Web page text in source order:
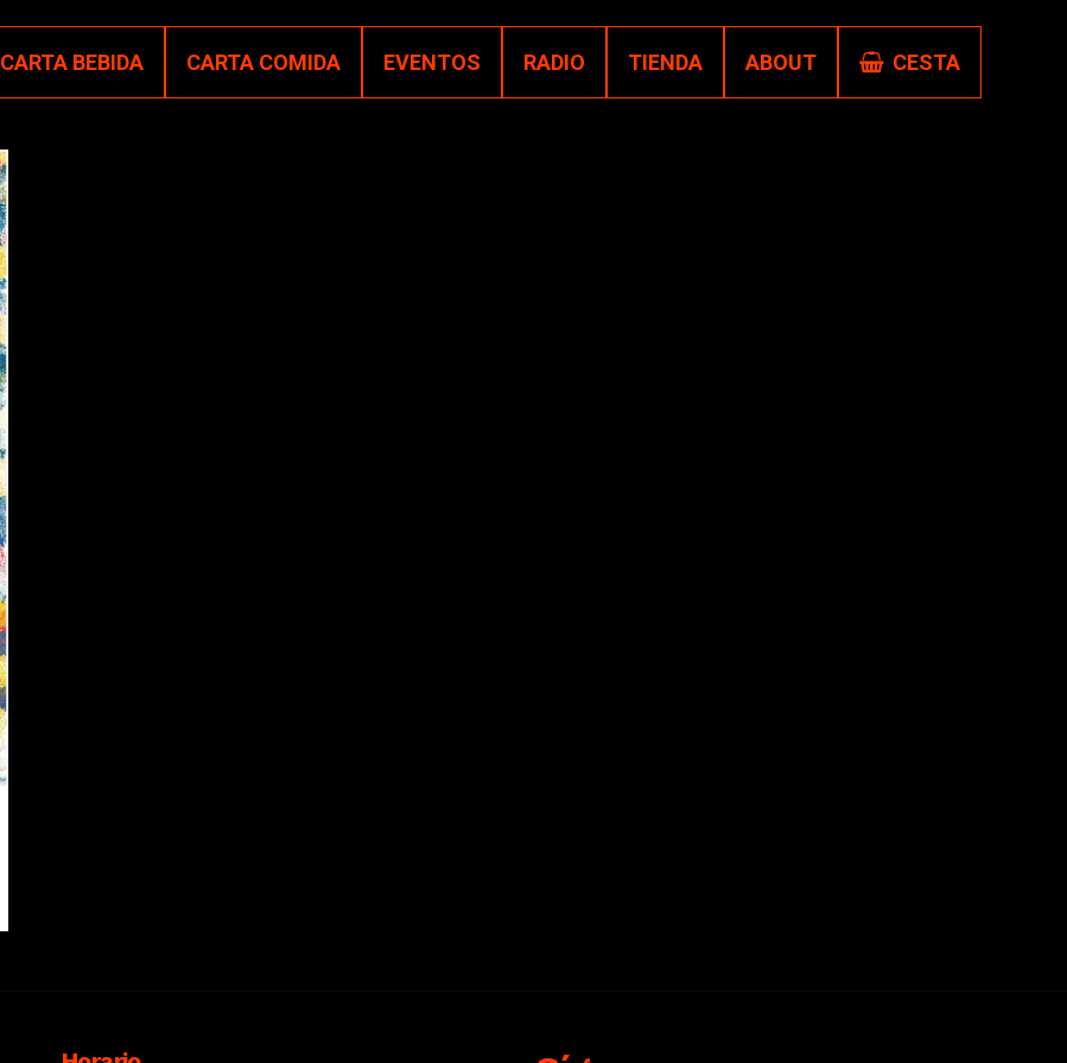
CARTA BEBIDA CARTA COMIDA EVENTOS RADIO TIENDA ABOUT CESTA